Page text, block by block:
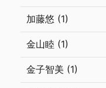
加藤悠 (1)
金山睦 (1)
金子智美 (1)